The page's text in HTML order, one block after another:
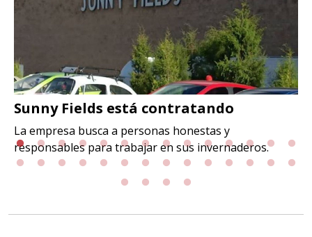
Sunny Fields está contratando
La empresa busca a personas honestas y
responsables para trabajar en sus invernaderos.